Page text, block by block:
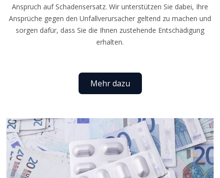
Anspruch auf Schadensersatz. Wir unterstützen Sie dabei, Ihre
Ansprüche gegen den Unfallverursacher geltend zu machen und
sorgen dafür, dass Sie die Ihnen zustehende Entschädigung
erhalten.
Mehr dazu